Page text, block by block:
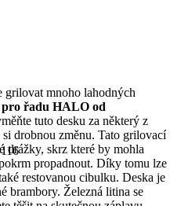
grilovat mnoho lahodných
pro řadu HALO od
tuto desku za některý z
drobnou změnu. Tato grilovací
drážky, skrz které by mohla
propadnout. Díky tomu lze
restovanou cibulku. Deska je
brambory. Železná litina se